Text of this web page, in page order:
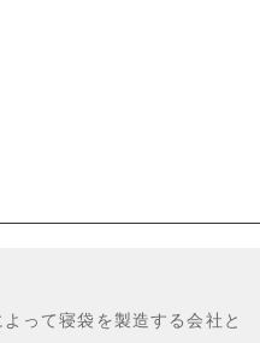
って寝袋を製造する会社と